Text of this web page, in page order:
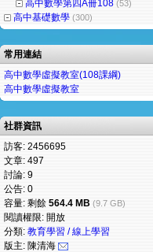
高中數學第四A冊108 (53)
高中基礎數學 (300)
常用連結
高中數學虛擬教室(108課綱)
高中數學虛擬教室
社群資訊
訪客: 2456695
文章: 497
討論: 9
公告: 0
容量: 剩餘 564.4 MB (9.7 GB)
閱讀權限: 開放
分類: 教育學習 / 線上學習
版主: 陳清海